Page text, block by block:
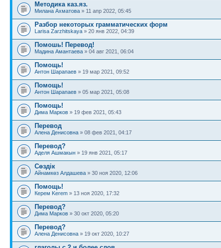
Методика каз.яз.
Милана Ахматова » 11 апр 2022, 05:45
Разбор некоторых грамматических форм
Larisa Zarzhitskaya » 20 янв 2022, 04:39
Помошь! Перевод!
Мадина Амантаева » 04 авг 2021, 06:04
Помощь!
Антон Шарапаев » 19 мар 2021, 09:52
Помощь!
Антон Шарапаев » 05 мар 2021, 05:08
Помощь!
Дима Марков » 19 фев 2021, 05:43
Перевод
Алена Денисовна » 08 фев 2021, 04:17
Перевод?
Аделя Ашмакын » 19 янв 2021, 05:17
Сөздік
Айнамкөз Алдашева » 30 ноя 2020, 12:06
Помощь!
Керем Kerem » 13 ноя 2020, 17:32
Перевод?
Дима Марков » 30 окт 2020, 05:20
Перевод?
Алена Денисовна » 19 окт 2020, 10:27